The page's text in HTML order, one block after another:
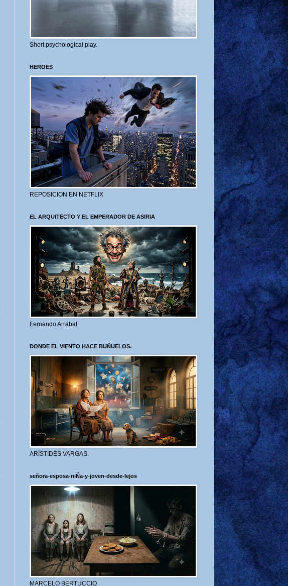
Short psychological play.
HEROES
REPOSICION EN NETFLIX
EL ARQUITECTO Y EL EMPERADOR DE ASIRIA
Fernando Arrabal
DONDE EL VIENTO HACE BUÑUELOS.
ARÍSTIDES VARGAS.
señora-esposa-niÑa-y-joven-desde-lejos
MARCELO BERTUCCIO